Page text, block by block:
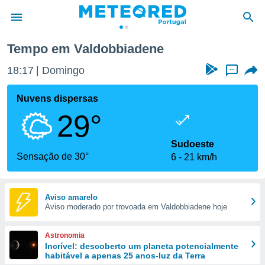
da
foi
fornecidas
a este
das
e
forma
digital
Tempo em Valdobbiadene
18:17 Domingo ...
Nuvens dispersas
29°
Sensação de 30°
Sudoeste
6
21 km/h
Aviso amarelo
Aviso moderado por trovoada em Valdobbiadene hoje
Astronomia
Incrível: descoberto um planeta potencialmente
habitável a apenas 25 anos-luz da Terra